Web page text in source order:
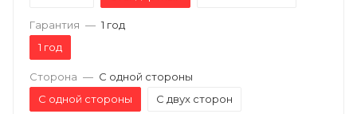
Гарантия — 1 год
1 год
Сторона — С одной стороны
С одной стороны
С двух сторон